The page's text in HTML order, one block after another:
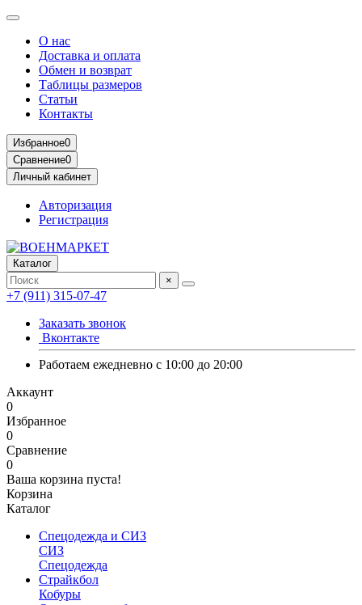
О нас
Доставка и оплата
Обмен и возврат
Таблицы размеров
Статьи
Контакты
Избранное0
Сравнение0
Личный кабинет
Авторизация
Регистрация
Каталог
×
+7 (911) 315-07-47
Заказать звонок
Вконтакте
Работаем ежедневно с 10:00 до 20:00
Аккаунт
0
Избранное
0
Сравнение
0
Ваша корзина пуста!
Корзина
Каталог
Спецодежда и СИЗ
СИЗ
Спецодежда
Страйкбол
Кобуры